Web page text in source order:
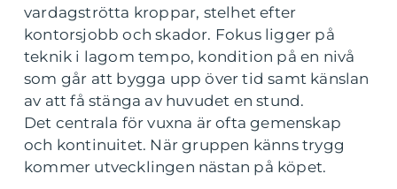
vardagströtta kroppar, stelhet efter
kontorsjobb och skador. Fokus ligger på
teknik i lagom tempo, kondition på en nivå
som går att bygga upp över tid samt känslan
av att få stänga av huvudet en stund.
Det centrala för vuxna är ofta gemenskap
och kontinuitet. När gruppen känns trygg
kommer utvecklingen nästan på köpet.